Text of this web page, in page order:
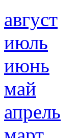
август
июль
июнь
май
апрель